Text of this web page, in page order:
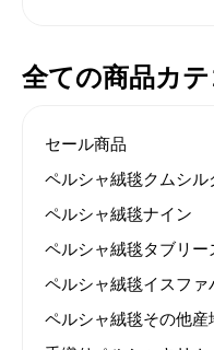
全ての商品カ
セール商品
ペルシャ絨毯クムシル
ペルシャ絨毯ナイン
ペルシャ絨毯タブリー
ペルシャ絨毯イスファ
ペルシャ絨毯その他産